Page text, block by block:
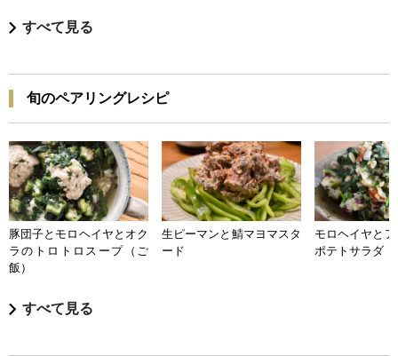
すべて見る
旬のペアリングレシピ
豚団子とモロヘイヤとオク
ラのトロトロスープ（ご
飯）
生ピーマンと鯖マヨマスタ
ード
モロヘイヤと
ポテトサラダ
すべて見る